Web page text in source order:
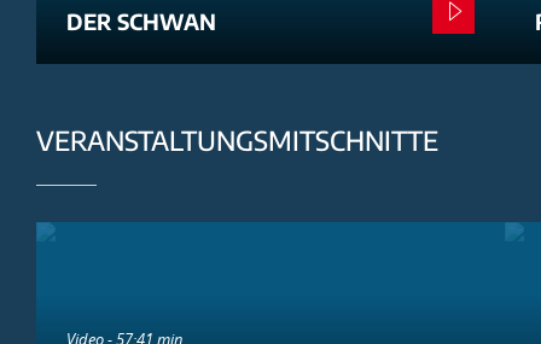
DER SCHWAN
VERANSTALTUNGSMITSCHNITTE
Video - 57:41 min